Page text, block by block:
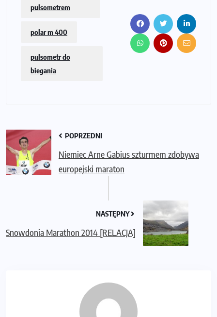
pulsometrem
polar m 400
pulsometr do
biegania
POPRZEDNI
Niemiec Arne Gabius szturmem zdobywa
europejski maraton
NASTĘPNY
Snowdonia Marathon 2014 [RELACJA]